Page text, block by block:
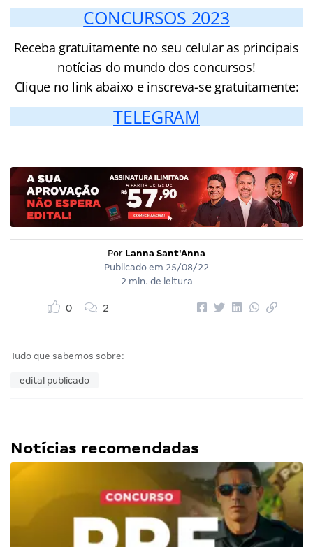
CONCURSOS 2023
Receba gratuitamente no seu celular as principais
notícias do mundo dos concursos!
Clique no link abaixo e inscreva-se gratuitamente:
TELEGRAM
Por Lanna Sant'Anna
Publicado em 25/08/22
2 min. de leitura
0 2
Tudo que sabemos sobre:
edital publicado
Notícias recomendadas